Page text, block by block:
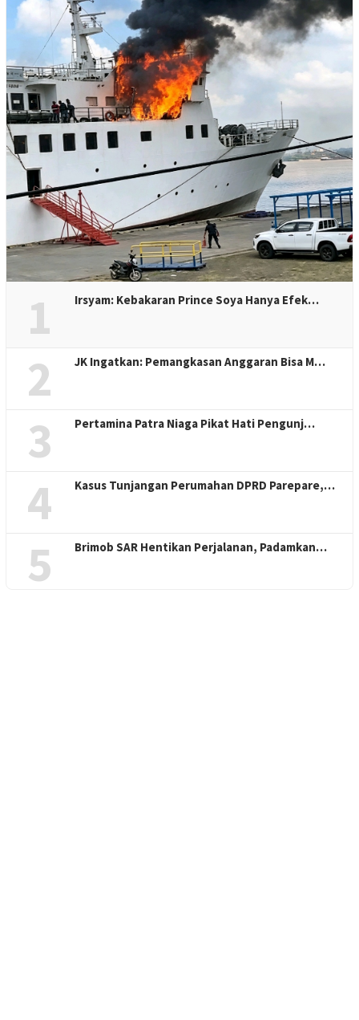
1 Irsyam: Kebakaran Prince Soya Hanya Efek…
2 JK Ingatkan: Pemangkasan Anggaran Bisa M…
3 Pertamina Patra Niaga Pikat Hati Pengunj…
4 Kasus Tunjangan Perumahan DPRD Parepare,…
5 Brimob SAR Hentikan Perjalanan, Padamkan…